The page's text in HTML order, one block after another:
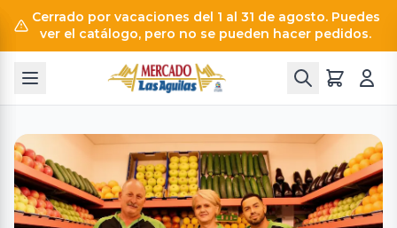
Cerrado por vacaciones del 1 al 31 de agosto. Puedes
ver el catálogo, pero no se pueden hacer pedidos.